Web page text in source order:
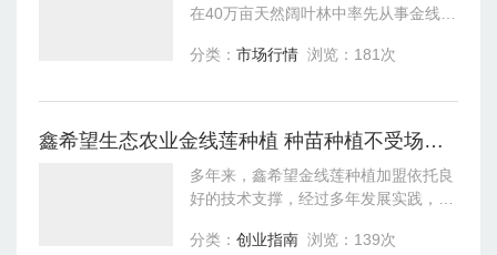
在40万亩天然阔叶林中率先从事金线莲
金草金线莲种植集团采用原生金线莲身
每一
分类： 市场行情 浏览：181次
鑫希望生态农业金线莲种植 种苗种植不受场地限制
多年来，鑫希望金线莲种植加盟依托良
好的技术支撑，经过多年发展实践，已
等良种选育、组培快繁、规范种植、及
分类： 创业指南 浏览：139次